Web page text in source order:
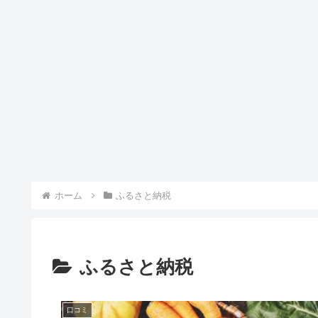
ホーム ふるさと納税
ふるさと納税
口コミ